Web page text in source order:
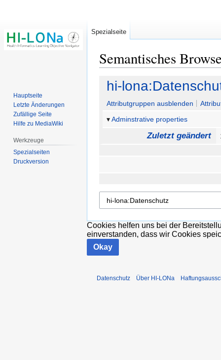
Semantisches
Zur
Navigation
springen
Zur
Suche
springen
hi-
Attributgruppen ausblenden
Adminstrative properties
Zuletzt geändert
Cookies helfen uns bei der
einverstanden, dass wir Cookies
Okay
Spezialseite
Hauptseite
Letzte Änderungen
Zufällige Seite
Hilfe zu MediaWiki
Werkzeuge
Spezialseiten
Druckversion
Datenschutz Über HI-LONa